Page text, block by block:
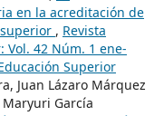
en la acreditación de
, Revista
Vol. 42 Núm. 1 ene-
Superior
Juan Lázaro Márquez
García